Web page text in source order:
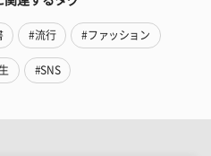
#流行 #ファッション
#SNS